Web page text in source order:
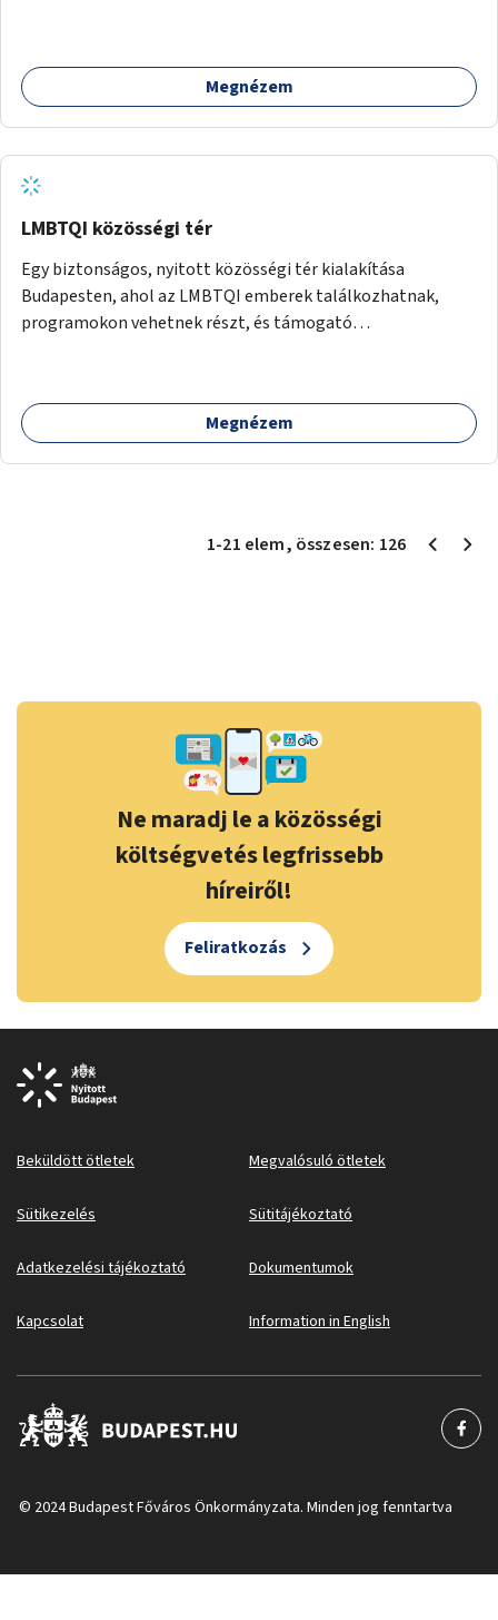
Megnézem
LMBTQI közösségi tér
Egy biztonságos, nyitott közösségi tér kialakítása
Budapesten, ahol az LMBTQI emberek találkozhatnak,
programokon vehetnek részt, és támogató
szervezetek programjainak is. Az üzemeltető pályázat
útján lesz kiválasztva.
Megnézem
1-21 elem, összesen: 126
Ne maradj le a közösségi
költségvetés legfrissebb
híreiről!
Feliratkozás
Beküldött ötletek Megvalósuló ötletek
Sütikezelés Sütitájékoztató
Adatkezelési tájékoztató Dokumentumok
Kapcsolat Information in English
© 2024 Budapest Főváros Önkormányzata. Minden jog fenntartva